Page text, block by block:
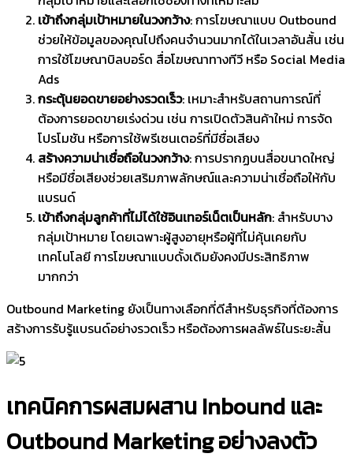
เข้าถึงกลุ่มเป้าหมายในวงกว้าง: การโฆษณาแบบ Outbound
ช่วยให้ข้อมูลของคุณไปถึงคนจำนวนมากได้ในเวลาอันสั้น เช่น
การใช้โฆษณาบิลบอร์ด สื่อโฆษณาทางทีวี หรือ Social Media
Ads
กระตุ้นยอดขายอย่างรวดเร็ว: เหมาะสำหรับสถานการณ์ที่
ต้องการยอดขายเร่งด่วน เช่น การเปิดตัวสินค้าใหม่ การจัด
โปรโมชัน หรือการใช้พรีเซนเตอร์ที่มีชื่อเสียง
สร้างความน่าเชื่อถือในวงกว้าง: การปรากฏบนสื่อขนาดใหญ่
หรือมีชื่อเสียงช่วยเสริมภาพลักษณ์และความน่าเชื่อถือให้กับ
แบรนด์
เข้าถึงกลุ่มลูกค้าที่ไม่ได้ใช้อินเทอร์เน็ตเป็นหลัก: สำหรับบาง
กลุ่มเป้าหมาย โดยเฉพาะผู้สูงอายุหรือผู้ที่ไม่คุ้นเคยกับ
เทคโนโลยี การโฆษณาแบบดั้งเดิมยังคงมีประสิทธิภาพ
มากกว่า
Outbound Marketing ยังเป็นทางเลือกที่ดีสำหรับธุรกิจที่ต้องการ
สร้างการรับรู้แบรนด์อย่างรวดเร็ว หรือต้องการผลลัพธ์ในระยะสั้น
เทคนิคการผสมผสาน Inbound และ
Outbound Marketing อย่างลงตัว